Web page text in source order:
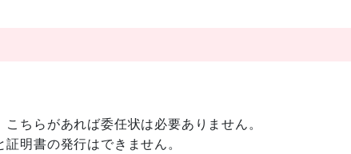
らがあれば委任状は必要ありません。
書の発行はできません。